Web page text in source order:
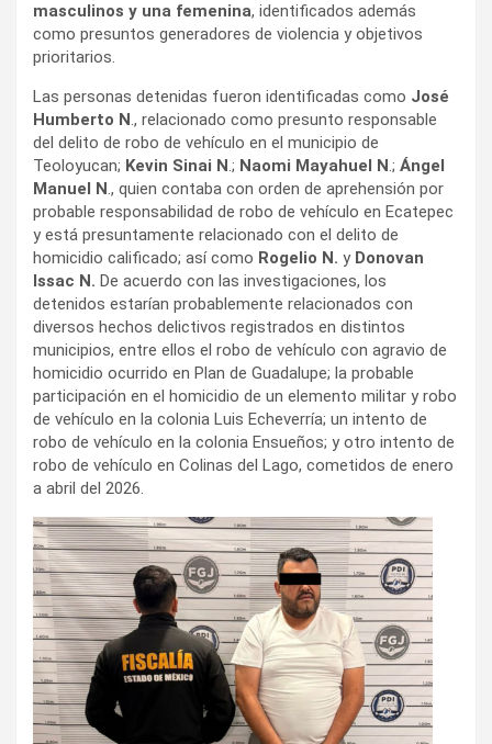
masculinos y una femenina, identificados además
como presuntos generadores de violencia y objetivos
prioritarios.
Las personas detenidas fueron identificadas como José
Humberto N., relacionado como presunto responsable
del delito de robo de vehículo en el municipio de
Teoloyucan; Kevin Sinai N.; Naomi Mayahuel N.; Ángel
Manuel N., quien contaba con orden de aprehensión por
probable responsabilidad de robo de vehículo en Ecatepec
y está presuntamente relacionado con el delito de
homicidio calificado; así como Rogelio N. y Donovan
Issac N. De acuerdo con las investigaciones, los
detenidos estarían probablemente relacionados con
diversos hechos delictivos registrados en distintos
municipios, entre ellos el robo de vehículo con agravio de
homicidio ocurrido en Plan de Guadalupe; la probable
participación en el homicidio de un elemento militar y robo
de vehículo en la colonia Luis Echeverría; un intento de
robo de vehículo en la colonia Ensueños; y otro intento de
robo de vehículo en Colinas del Lago, cometidos de enero
a abril del 2026.